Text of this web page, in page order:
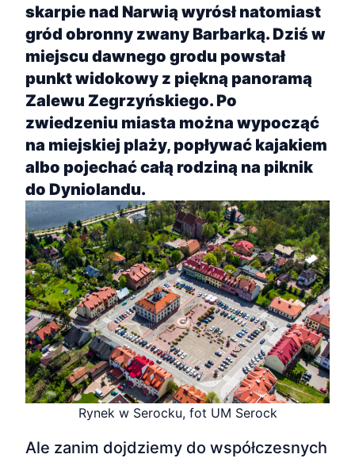
skarpie nad Narwią wyrósł natomiast
gród obronny zwany Barbarką. Dziś w
miejscu dawnego grodu powstał
punkt widokowy z piękną panoramą
Zalewu Zegrzyńskiego. Po
zwiedzeniu miasta można wypocząć
na miejskiej plaży, popływać kajakiem
albo pojechać całą rodziną na piknik
do Dyniolandu.
Rynek w Serocku, fot UM Serock
Ale zanim dojdziemy do współczesnych